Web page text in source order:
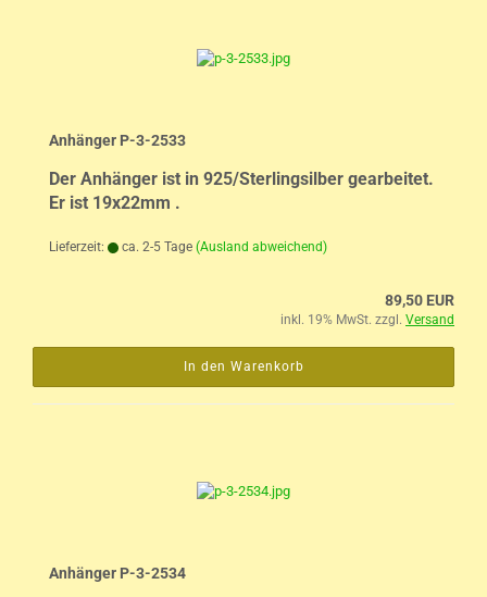
Anhänger P-3-2533
Der Anhänger ist in 925/Sterlingsilber gearbeitet.
Er ist 19x22mm .
Lieferzeit: ca. 2-5 Tage (Ausland abweichend)
89,50 EUR
inkl. 19% MwSt. zzgl. Versand
In den Warenkorb
Anhänger P-3-2534